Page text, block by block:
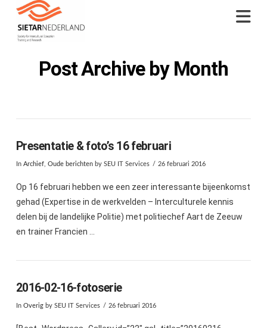
Post Archive by Month
Presentatie & foto’s 16 februari
In Archief, Oude berichtenby SEU IT Services 26 februari 2016
Op 16 februari hebben we een zeer interessante bijeenkomst
gehad (Expertise in de werkvelden – Interculturele kennis
delen bij de landelijke Politie) met politiechef Aart de Zeeuw
en trainer Francien …
2016-02-16-fotoserie
In Overigby SEU IT Services 26 februari 2016